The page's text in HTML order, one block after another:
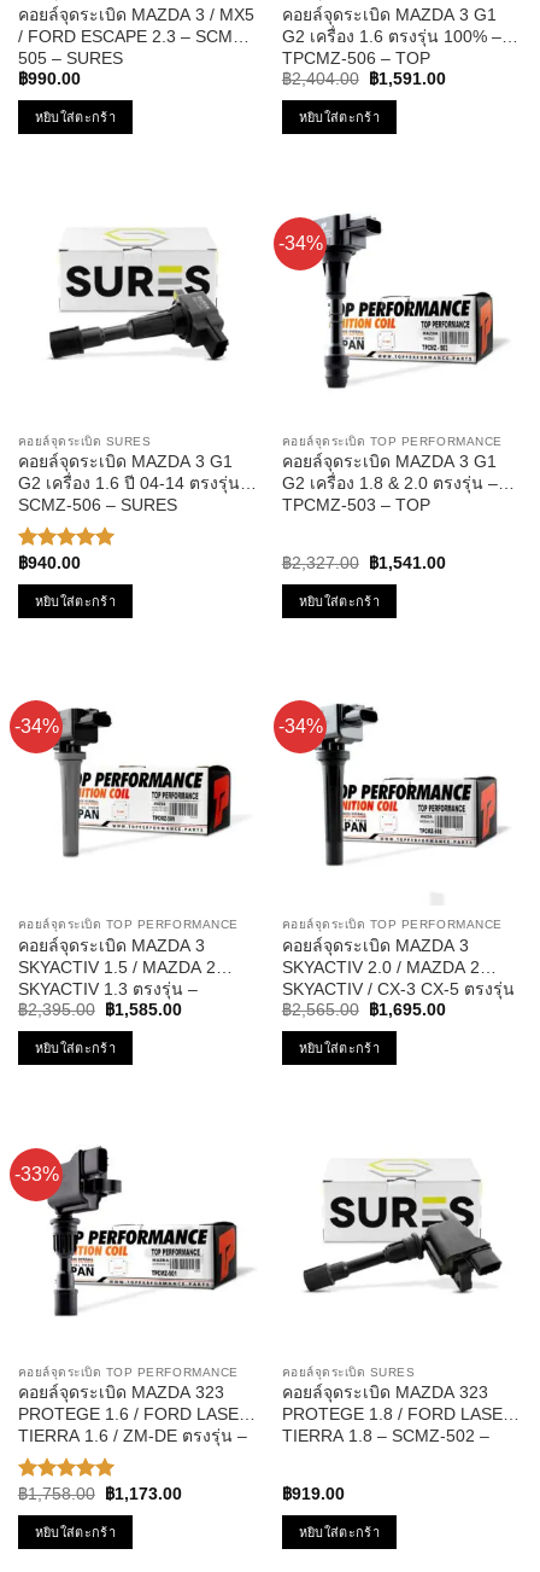
คอยล์จุดระเบิด MAZDA 3 / MX5
/ FORD ESCAPE 2.3 – SCMZ-
505 – SURES
฿990.00
หยิบใส่ตะกร้า
คอยล์จุดระเบิด MAZDA 3 G1
G2 เครื่อง 1.6 ตรงรุ่น 100% –
TPCMZ-506 – TOP
PERFORMANCE JAPAN –
คอยล์หัวเทียน มาสด้า สาม
ZJ01-18-100
฿2,404.00
Original
was:
฿2,404.00.
฿1,591.00Current
หยิบใส่ตะกร้า
คอยล์จุดระเบิด SURES
คอยล์จุดระเบิด MAZDA 3 G1
G2 เครื่อง 1.6 ปี 04-14 ตรงรุ่น –
SCMZ-506 – SURES
ให้คะแนน
5.00ตั้งแต่
1-5
คะแนน
฿940.00
หยิบใส่ตะกร้า
-34%
คอยล์จุดระเบิด TOP PERFORMANCE
คอยล์จุดระเบิด MAZDA 3 G1
G2 เครื่อง 1.8 & 2.0 ตรงรุ่น –
TPCMZ-503 – TOP
ZJ01-10-100A
฿2,327.00
Original
was:
฿2,327.00.
฿1,541.00Current
หยิบใส่ตะกร้า
-34%
คอยล์จุดระเบิด TOP PERFORMANCE
คอยล์จุดระเบิด MAZDA 3
SKYACTIV 1.5 / MAZDA 2
SKYACTIV 1.3 ตรงรุ่น –
TPCMZ-509 – TOP
PERFORMANCE JAPAN –
คอยล์หัวเทียน มาสด้า สอง สาม
฿2,395.00
Original
was:
฿2,395.00.
฿1,585.00Current
หยิบใส่ตะกร้า
-34%
คอยล์จุดระเบิด TOP PERFORMANCE
คอยล์จุดระเบิด MAZDA 3
SKYACTIV 2.0 / MAZDA 2
SKYACTIV / CX-3 CX-5 ตรงรุ่น
– TPCMZ-508 – TOP
PERFORMANCE JAPAN –
คอยล์หัวเทียน มาสด้า สอง สาม
฿2,565.00
Original
was:
฿2,565.00.
฿1,695.00Current
หยิบใส่ตะกร้า
-33%
คอยล์จุดระเบิด TOP PERFORMANCE
คอยล์จุดระเบิด MAZDA 323
PROTEGE 1.6 / FORD LASER
TIERRA 1.6 / ZM-DE ตรงรุ่น –
TOP PERFORMANCE JAPAN
– TPCMZ-501 – คอยล์หัวเทียน
มาสด้า โปรเทเจ้ ฟอร์ด เลเซอร์
เทียร่า ZL01-18-100 / ZZY1-18-
ให้คะแนน
5.00ตั้งแต่
1-5
คะแนน
฿1,758.00
Original
was:
฿1,758.00.
฿1,173.00Current
หยิบใส่ตะกร้า
คอยล์จุดระเบิด SURES
คอยล์จุดระเบิด MAZDA 323
PROTEGE 1.8 / FORD LASER
TIERRA 1.8 – SCMZ-502 –
฿919.00
หยิบใส่ตะกร้า